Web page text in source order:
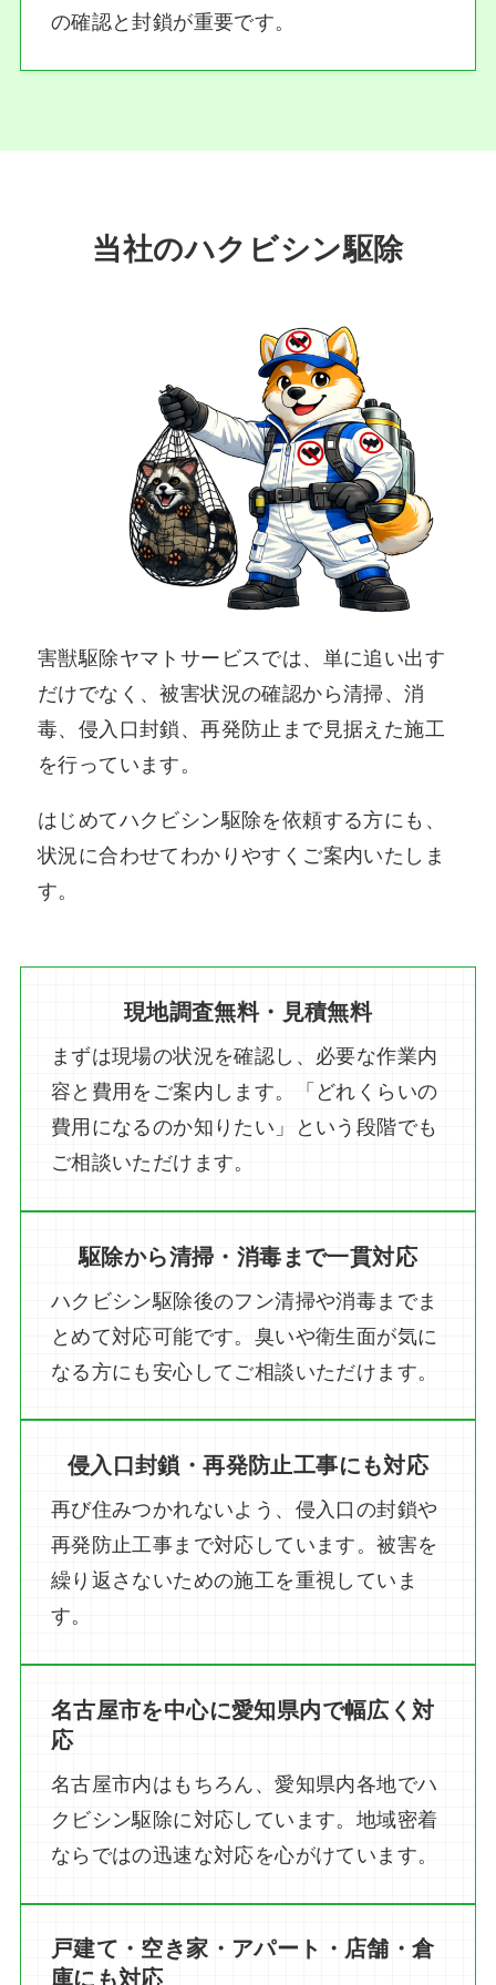
の確認と封鎖が重要です。
当社のハクビシン駆除
害獣駆除ヤマトサービスでは、単に追い出す
だけでなく、被害状況の確認から清掃、消
毒、侵入口封鎖、再発防止まで見据えた施工
を行っています。
はじめてハクビシン駆除を依頼する方にも、
状況に合わせてわかりやすくご案内いたしま
す。
現地調査無料・見積無料
まずは現場の状況を確認し、必要な作業内
容と費用をご案内します。「どれくらいの
費用になるのか知りたい」という段階でも
ご相談いただけます。
駆除から清掃・消毒まで一貫対応
ハクビシン駆除後のフン清掃や消毒までま
とめて対応可能です。臭いや衛生面が気に
なる方にも安心してご相談いただけます。
侵入口封鎖・再発防止工事にも対応
再び住みつかれないよう、侵入口の封鎖や
再発防止工事まで対応しています。被害を
繰り返さないための施工を重視していま
す。
名古屋市を中心に愛知県内で幅広く対
応
名古屋市内はもちろん、愛知県内各地でハ
クビシン駆除に対応しています。地域密着
ならではの迅速な対応を心がけています。
戸建て・空き家・アパート・店舗・倉
庫にも対応